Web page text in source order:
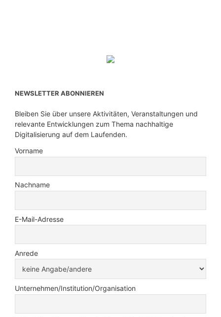
NEWSLETTER ABONNIEREN
Bleiben Sie über unsere Aktivitäten, Veranstaltungen und
relevante Entwicklungen zum Thema nachhaltige
Digitalisierung auf dem Laufenden.
Vorname
Nachname
E-Mail-Adresse
Anrede
Unternehmen/Institution/Organisation